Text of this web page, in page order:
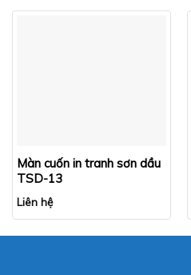
Màn cuốn in tranh sơn dầu
TSD-13
Liên hệ